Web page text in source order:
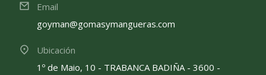
Email
goyman@gomasymangueras.com
Ubicación
1º de Maio, 10 - TRABANCA BADIÑA - 3600 -